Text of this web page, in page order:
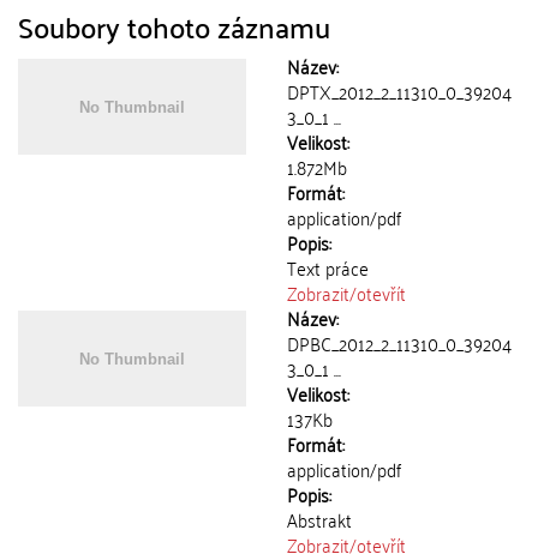
Soubory tohoto záznamu
Název:
DPTX_2012_2_11310_0_39204
3_0_1 ...
Velikost:
1.872Mb
Formát:
application/pdf
Popis:
Text práce
Zobrazit/otevřít
Název:
DPBC_2012_2_11310_0_39204
3_0_1 ...
Velikost:
137Kb
Formát:
application/pdf
Popis:
Abstrakt
Zobrazit/otevřít